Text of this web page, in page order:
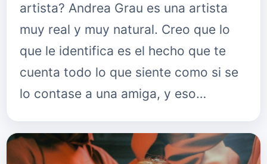
artista? Andrea Grau es una artista
muy real y muy natural. Creo que lo
que le identifica es el hecho que te
cuenta todo lo que siente como si se
lo contase a una amiga, y eso…